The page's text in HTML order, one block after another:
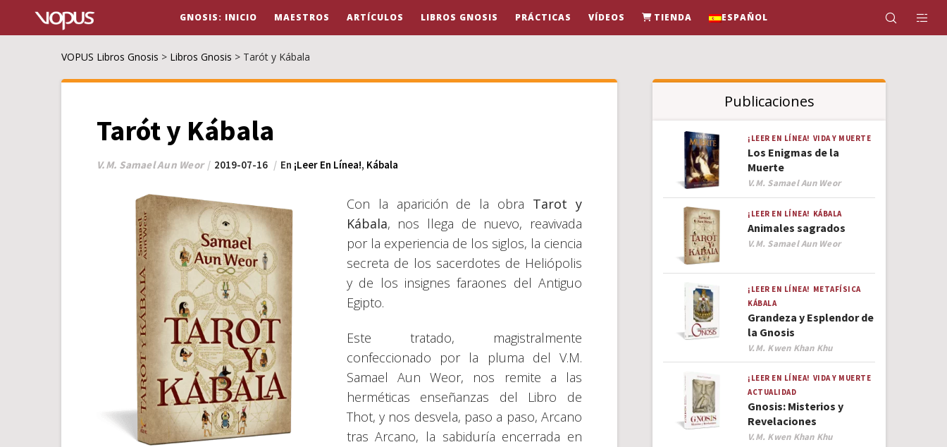
GNOSIS: INICIO MAESTROS ARTÍCULOS LIBROS GNOSIS PRÁCTICAS VÍDEOS TIENDA ESPAÑOL
VOPUS Libros Gnosis > Libros Gnosis > Tarót y Kábala
Tarót y Kábala
V.M. Samael Aun Weor 2019-07-16 En ¡Leer En Línea!, Kábala
Con la aparición de la obra Tarot y
Kábala, nos llega de nuevo, reavivada
por la experiencia de los siglos, la ciencia
secreta de los sacerdotes de Heliópolis
y de los insignes faraones del Antiguo
Egipto.
Este tratado, magistralmente
confeccionado por la pluma del V.M.
Samael Aun Weor, nos remite a las
herméticas enseñanzas del Libro de
Thot, y nos desvela, paso a paso, Arcano
tras Arcano, la sabiduría encerrada en
Publicaciones
¡LEER EN LÍNEA! VIDA Y MUERTE
Los Enigmas de la
Muerte
Author
V.M. Samael Aun Weor
¡LEER EN LÍNEA! KÁBALA
Animales sagrados
Author
V.M. Samael Aun Weor
¡LEER EN LÍNEA! METAFÍSICA
KÁBALA
Grandeza y Esplendor de
la Gnosis
Author
V.M. Kwen Khan Khu
¡LEER EN LÍNEA! VIDA Y MUERTE
ACTUALIDAD
Gnosis: Misterios y
Revelaciones
Author
V.M. Kwen Khan Khu